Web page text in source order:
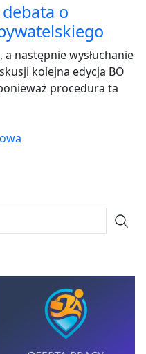
o
następnie wysłuchanie
kolejna edycja BO
procedura ta